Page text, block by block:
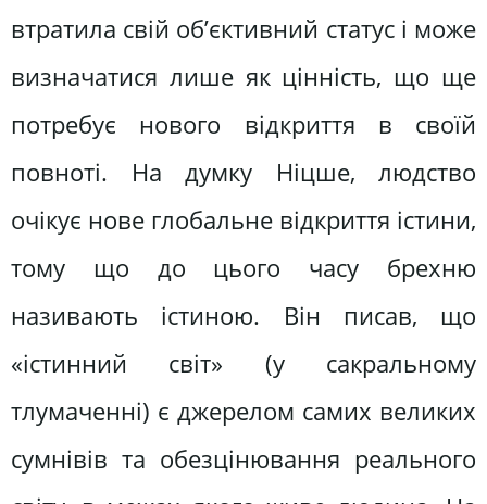
втратила свій об’єктивний статус і може
визначатися лише як цінність, що ще
потребує нового відкриття в своїй
повноті. На думку Ніцше, людство
очікує нове глобальне відкриття істини,
тому що до цього часу брехню
називають істиною. Він писав, що
«істинний світ» (у сакральному
тлумаченні) є джерелом самих великих
сумнівів та обезцінювання реального